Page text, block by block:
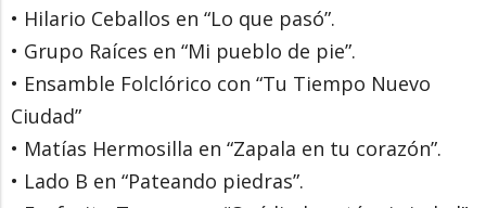
• Hilario Ceballos en “Lo que pasó”.
• Grupo Raíces en “Mi pueblo de pie”.
• Ensamble Folclórico con “Tu Tiempo Nuevo
Ciudad”
• Matías Hermosilla en “Zapala en tu corazón”.
• Lado B en “Pateando piedras”.